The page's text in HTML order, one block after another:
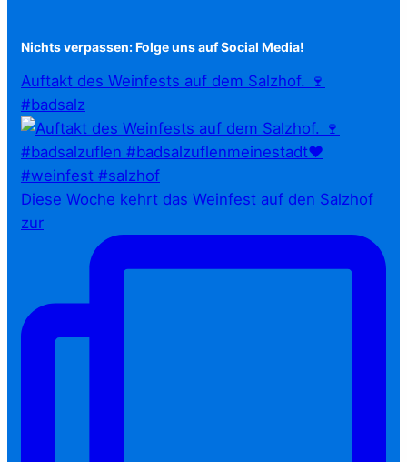
Nichts verpassen: Folge uns auf Social Media!
Auftakt des Weinfests auf dem Salzhof. 🍷
#badsalz
Diese Woche kehrt das Weinfest auf den Salzhof
zur